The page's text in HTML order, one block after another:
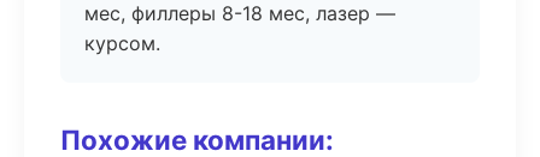
мес, филлеры 8-18 мес, лазер —
курсом.
Похожие компании: